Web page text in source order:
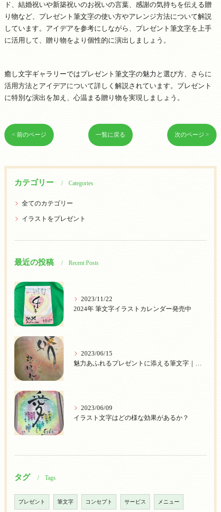
ド、結婚祝いや新築祝いのお祝いの言葉、感謝の気持ちを伝える贈
り物など、プレゼント 筆文字の使い方やアレンジ方法について解説
しています。アイデアを参考にしながら、プレゼント 筆文字を上手
に活用して、贈り物をより個性的に演出しましょう。
癒し文字ギャラリーではプレゼント 筆文字の魅力と選び方、さらに
活用方法とアイデアについて詳しく解説されています。プレゼント
に特別な演出を加え、心温まる贈り物を実現しましょう。
< 前のページ 一覧に戻る 次のページ >
カテゴリー Categories
全てのカテゴリー
イラストをプレゼント
最近の投稿 Recent Posts
2023/11/22
2024年 筆文字イラストカレンダー発売中
2023/06/15
魅力あふれるプレゼントに添える筆文字｜個性的な【プレゼント筆文字】で心を伝えよう
2023/06/09
イラスト文字はどの様な効果があるか？
タグ Tags
プレゼント 筆文字 コンセプト サービス メニュー